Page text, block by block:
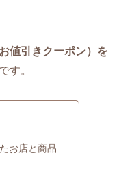
値引きクーポン）を
す。
お店と商品